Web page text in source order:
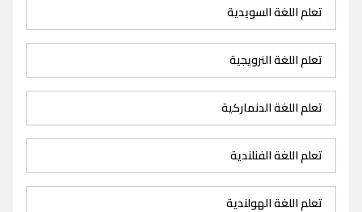
تعلم اللغة السويدية
تعلم اللغة النرويجية
تعلم اللغة الدنماركية
تعلم اللغة الفنلندية
تعلم اللغة الهولندية